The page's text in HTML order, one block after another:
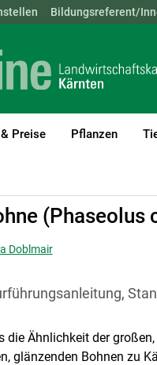
ÖSTERREICH BGLD
Bildungsreferent/
Preise Pflanzen
und Kulturanleitungen
(Phaseolus
Doblmair
die Ähnlichkeit der großen,
glänzenden Bohnen zu